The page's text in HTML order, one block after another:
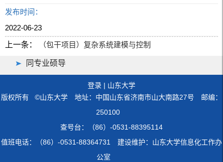
发布时间：
2022-06-23
上一条：
（包干项目）复杂系统建模与控制
同专业硕导
登录 | 山东大学
版权所有 ©山东大学 地址：中国山东省济南市山大南路27号 邮编：
250100
查号台：（86）-0531-88395114
值班电话：（86）-0531-88364731 建设维护：山东大学信息化工作办
公室